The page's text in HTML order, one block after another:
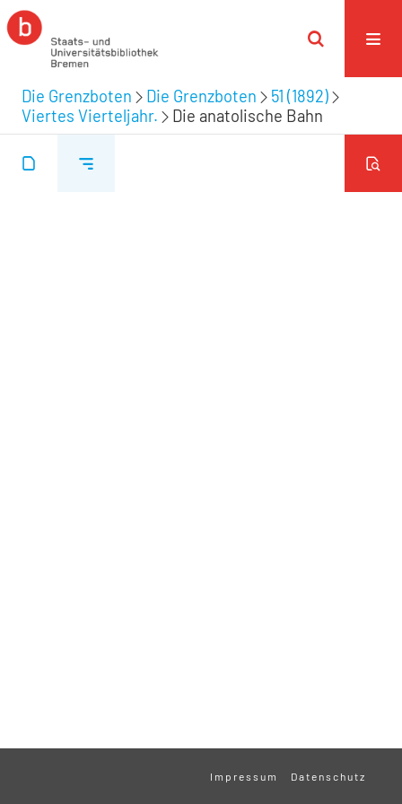
Die Grenzboten Die Grenzboten
51 (1892)
Viertes Vierteljahr.
Die anatolische Bahn
Impressum Datenschutz